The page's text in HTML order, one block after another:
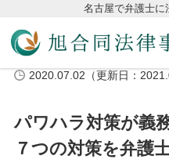
名古屋で弁護士に
2020.07.02（更新日：
パワハラ対策が義
７つの対策を弁護